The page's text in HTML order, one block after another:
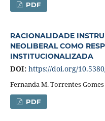
PDF
RACIONALIDADE
NEOLIBERAL COMO
INSTITUCIONALIZADA
DOI: https://doi.org/
Fernanda M. Torrentes Gomes
PDF